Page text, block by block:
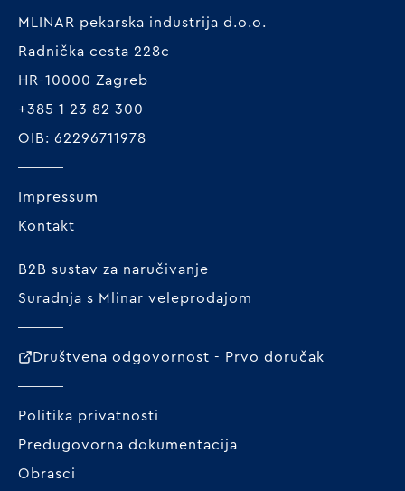
MLINAR pekarska industrija d.o.o.
Radnička cesta 228c
HR-10000 Zagreb
+385 1 23 82 300
OIB: 62296711978
Impressum
Kontakt
B2B sustav za naručivanje
Suradnja s Mlinar veleprodajom
Društvena odgovornost - Prvo doručak
Politika privatnosti
Predugovorna dokumentacija
Obrasci